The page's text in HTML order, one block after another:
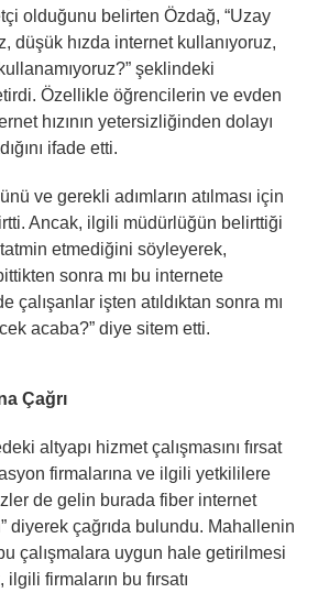
olduğunu belirten Özdağ, “Uzay
düşük hızda internet kullanıyoruz,
şeklindeki
Özellikle öğrencilerin ve evden
hızının yetersizliğinden dolayı
ifade etti.
ve gerekli adımların atılması için
Ancak, ilgili müdürlüğün belirttiği
etmediğini söyleyerek,
sonra mı bu internete
çalışanlar işten atıldıktan sonra mı
acaba?” diye sitem etti.
Çağrı
altyapı hizmet çalışmasını fırsat
firmalarına ve ilgili yetkililere
de gelin burada fiber internet
diyerek çağrıda bulundu. Mahallenin
çalışmalara uygun hale getirilmesi
firmaların bu fırsatı